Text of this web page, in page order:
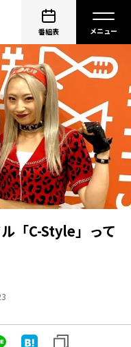
番組表
「C-Style」って